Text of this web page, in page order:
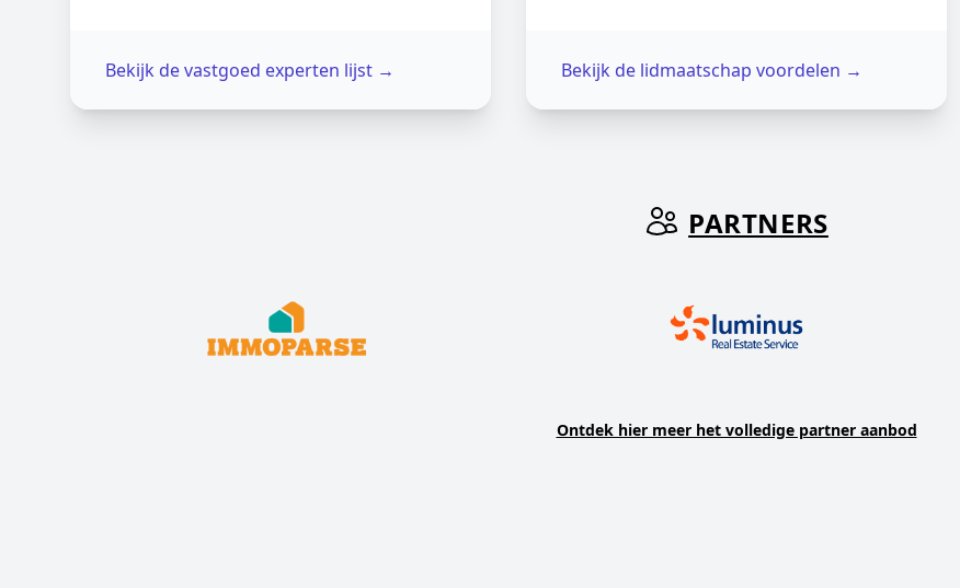
Bekijk de vastgoed experten lijst → Bekijk de lidmaatschap voordelen →
PARTNERS
Ontdek hier meer het volledige partner aanbod